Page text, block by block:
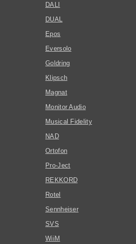
DALI
DUAL
Epos
Eversolo
Goldring
Klipsch
Magnat
Monitor Audio
Musical Fidelity
NAD
Ortofon
Pro-Ject
REKKORD
Rotel
Sennheiser
SVS
WiiM